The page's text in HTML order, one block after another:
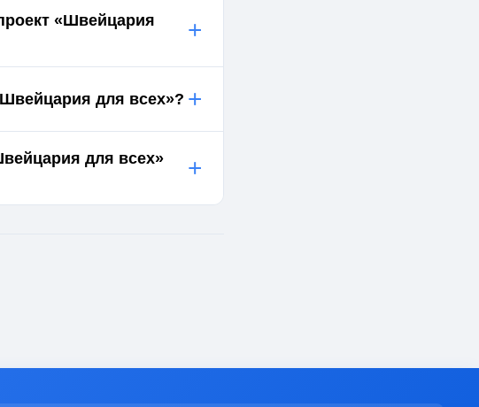
«Швейцария
+
для всех»? +
для всех»
+